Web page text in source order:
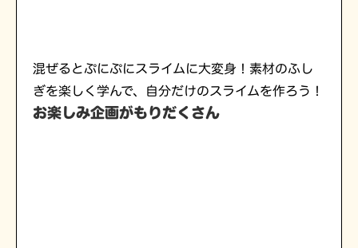
混ぜるとぷにぷにスライムに大変身！素材のふし
ぎを楽しく学んで、自分だけのスライムを作ろう！
お楽しみ企画がもりだくさん